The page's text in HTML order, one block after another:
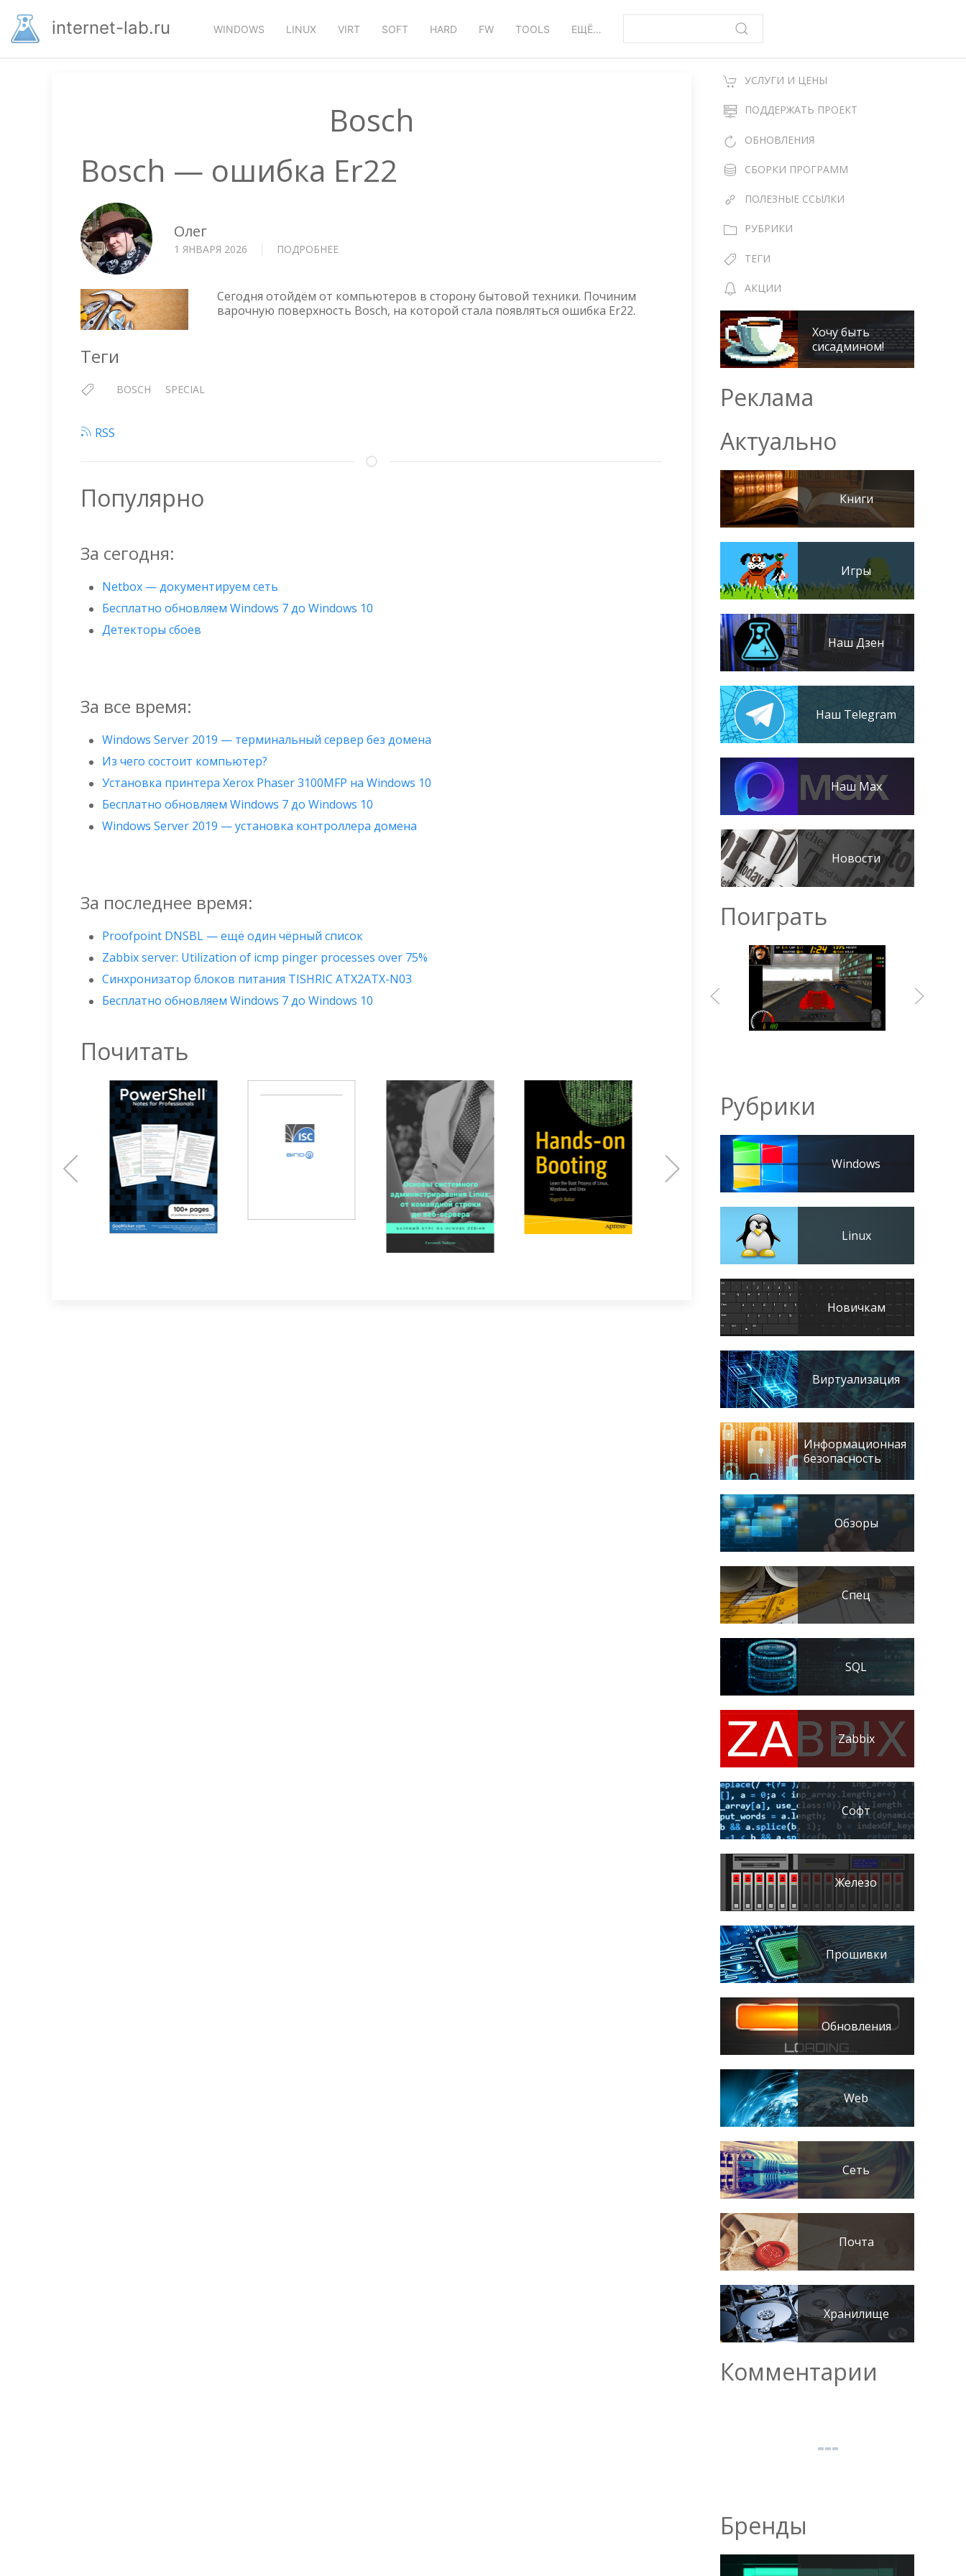
основномуinternet-lab.ru WINDOWS LINUX VIRT SOFT HARD FW TOOLS ЕЩЁ…
Bosch
Bosch — ошибка Er22
Олег
1 ЯНВАРЯ 2026 ПОДРОБНЕЕ
ОШИБКА
ER22
Сегодня отойдём от компьютеров в сторону бытовой техники. Починим
варочную поверхность Bosch, на которой стала появляться ошибка Er22.
Теги
BOSCH SPECIAL
RSS
Популярно
За сегодня:
Netbox — документируем сеть
Бесплатно обновляем Windows 7 до Windows 10
Детекторы сбоев
За все время:
Windows Server 2019 — терминальный сервер без домена
Из чего состоит компьютер?
Установка принтера Xerox Phaser 3100MFP на Windows 10
Бесплатно обновляем Windows 7 до Windows 10
Windows Server 2019 — установка контроллера домена
За последнее время:
Proofpoint DNSBL — ещё один чёрный список
Zabbix server: Utilization of icmp pinger processes over 75%
Синхронизатор блоков питания TISHRIC ATX2ATX-N03
Бесплатно обновляем Windows 7 до Windows 10
Почитать
УСЛУГИ И ЦЕНЫ
ПОДДЕРЖАТЬ ПРОЕКТ
ОБНОВЛЕНИЯ
СБОРКИ ПРОГРАММ
ПОЛЕЗНЫЕ ССЫЛКИ
РУБРИКИ
ТЕГИ
АКЦИИ
Хочу быть
сисадмином!
Реклама
Актуально
Книги
Игры
Наш Дзен
Наш Telegram
Наш Max
Новости
Поиграть
Рубрики
Windows
Linux
Новичкам
Виртуализация
Информационная
безопасность
Обзоры
Спец
SQL
Zabbix
Софт
Железо
Прошивки
Обновления
Web
Сеть
Почта
Хранилище
Комментарии
Бренды